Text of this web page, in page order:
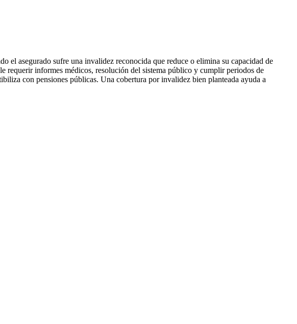
el asegurado sufre una invalidez reconocida que reduce o elimina su capacidad de
requerir informes médicos, resolución del sistema público y cumplir periodos de
con pensiones públicas. Una cobertura por invalidez bien planteada ayuda a